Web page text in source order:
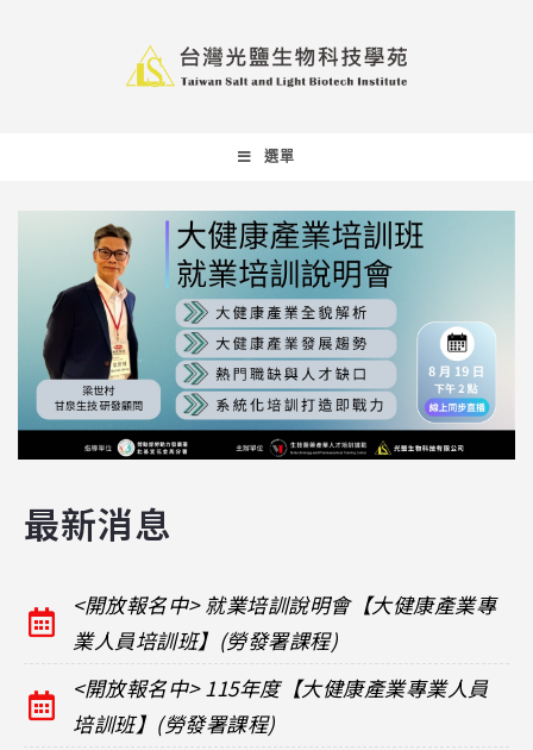
選單
最新消息
<開放報名中> 就業培訓說明會【大健康產業專
業人員培訓班】(勞發署課程)
<開放報名中> 115年度【大健康產業專業人員
培訓班】(勞發署課程)